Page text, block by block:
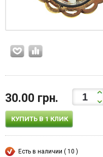
30.00 грн.
КУПИТЬ В 1 КЛИК
Есть в наличии ( 10 )